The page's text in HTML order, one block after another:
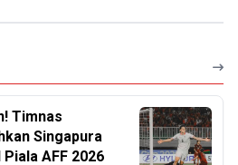
Timnas
Singapura
AFF 2026